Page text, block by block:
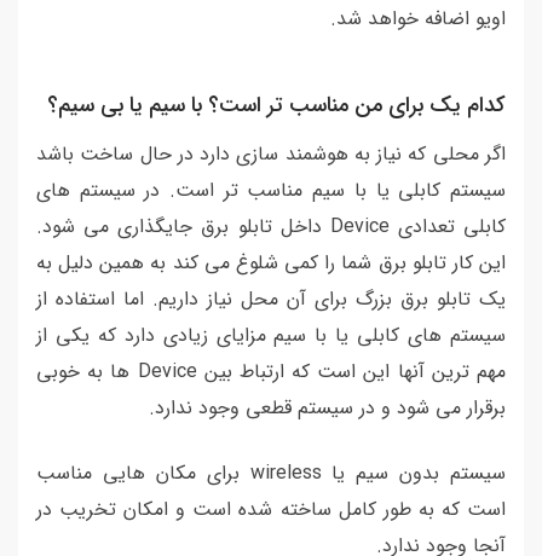
اویو اضافه خواهد شد.
کدام یک برای من مناسب تر است؟ با سیم یا بی سیم؟
اگر محلی که نیاز به هوشمند سازی دارد در حال ساخت باشد
سیستم کابلی یا با سیم مناسب تر است. در سیستم های
کابلی تعدادی Device داخل تابلو برق جایگذاری می شود.
این کار تابلو برق شما را کمی شلوغ می کند به همین دلیل به
یک تابلو برق بزرگ برای آن محل نیاز داریم. اما استفاده از
سیستم های کابلی یا با سیم مزایای زیادی دارد که یکی از
مهم ترین آنها این است که ارتباط بین Device ها به خوبی
برقرار می شود و در سیستم قطعی وجود ندارد.
سیستم بدون سیم یا wireless برای مکان هایی مناسب
است که به طور کامل ساخته شده است و امکان تخریب در
آنجا وجود ندارد.